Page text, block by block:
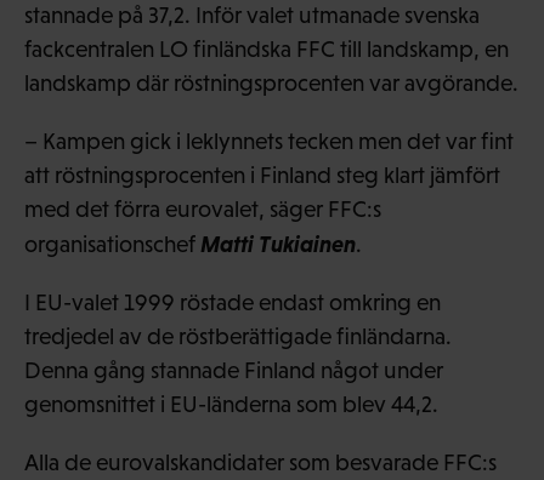
stannade på 37,2. Inför valet utmanade svenska
fackcentralen LO finländska FFC till landskamp, en
landskamp där röstningsprocenten var avgörande.
– Kampen gick i leklynnets tecken men det var fint
att röstningsprocenten i Finland steg klart jämfört
med det förra eurovalet, säger FFC:s
organisationschef Matti Tukiainen.
I EU-valet 1999 röstade endast omkring en
tredjedel av de röstberättigade finländarna.
Denna gång stannade Finland något under
genomsnittet i EU-länderna som blev 44,2.
Alla de eurovalskandidater som besvarade FFC:s